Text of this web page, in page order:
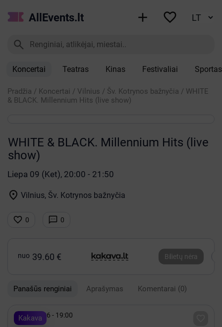
AllEvents.lt  

Koncertai Teatras Kinas Festivaliai Sportas
Pradžia / Koncertai / Vilnius / Šv. Kotrynos bažnyčia / WHITE
& BLACK. Millennium Hits (live show)
WHITE & BLACK. Millennium Hits (live
show)
Liepa 09 (Ket), 20:00 - 21:50
 Vilnius, Šv. Kotrynos bažnyčia
 0  0
nuo 39.60 € Bilietų nėra
Panašūs renginiai Aprašymas Komentarai (0)
Kakava
 Spalis 06 - 19:00